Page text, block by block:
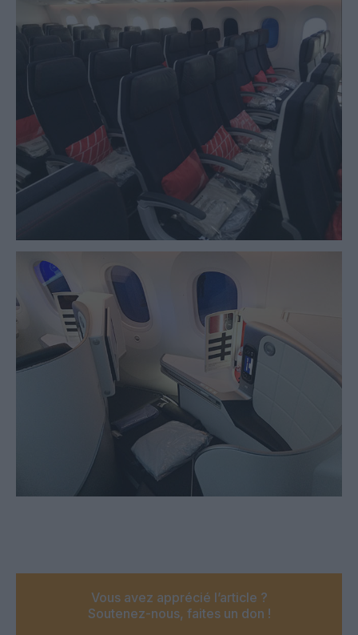
Vous avez apprécié l’article ?
Soutenez-nous, faites un don !